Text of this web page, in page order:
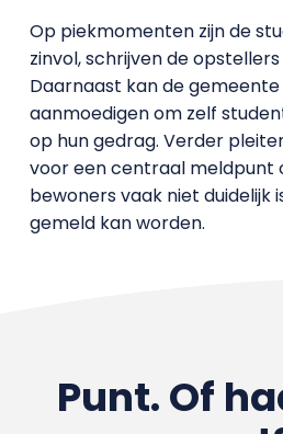
Op piekmomenten zijn de
zinvol, schrijven de
Daarnaast kan de
aanmoedigen om zelf
op hun gedrag. Verder
voor een centraal meldpunt
bewoners vaak niet duidelijk
gemeld kan worden.
Punt. Of